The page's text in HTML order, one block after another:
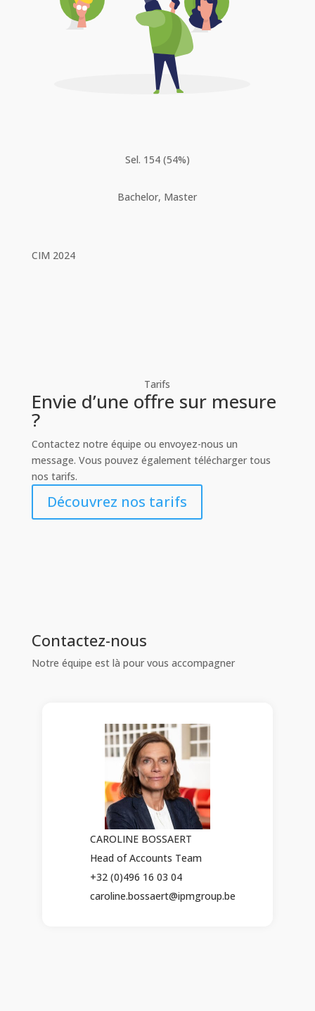
Sel. 154 (54%)
Bachelor, Master
CIM 2024
Tarifs
Envie d’une offre sur mesure
?
Contactez notre équipe ou envoyez-nous un
message. Vous pouvez également télécharger tous
nos tarifs.
Découvrez nos tarifs
Contactez-nous
Notre équipe est là pour vous accompagner
CAROLINE BOSSAERT
Head of Accounts Team
+32 (0)496 16 03 04
caroline.bossaert@ipmgroup.be